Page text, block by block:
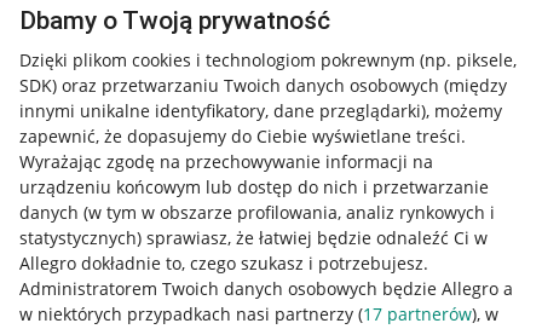
Dbamy o Twoją prywatność
Dzięki plikom cookies i technologiom pokrewnym (np. piksele,
SDK) oraz przetwarzaniu Twoich danych osobowych (między
innymi unikalne identyfikatory, dane przeglądarki), możemy
zapewnić, że dopasujemy do Ciebie wyświetlane treści.
Wyrażając zgodę na przechowywanie informacji na
urządzeniu końcowym lub dostęp do nich i przetwarzanie
danych (w tym w obszarze profilowania, analiz rynkowych i
statystycznych) sprawiasz, że łatwiej będzie odnaleźć Ci w
Allegro dokładnie to, czego szukasz i potrzebujesz.
Administratorem Twoich danych osobowych będzie Allegro a
w niektórych przypadkach nasi partnerzy (17 partnerów), w